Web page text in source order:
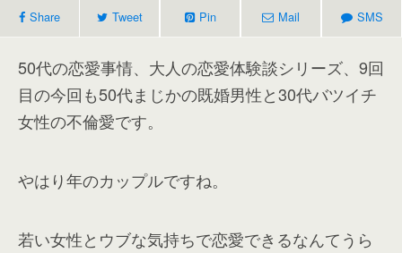
Share Tweet Pin Mail SMS
50代の恋愛事情、大人の恋愛体験談シリーズ、9回
目の今回も50代まじかの既婚男性と30代バツイチ
女性の不倫愛です。
やはり年のカップルですね。
若い女性とウブな気持ちで恋愛できるなんてうら